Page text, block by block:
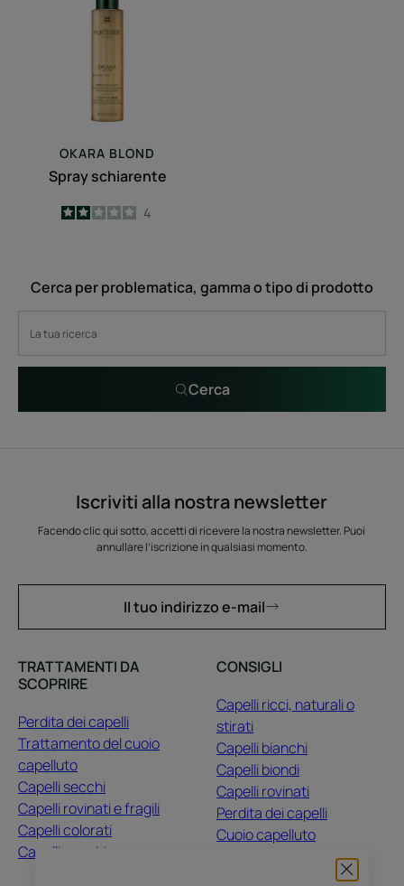
OKARA BLOND
Spray schiarente
2
/5
4
Cerca per problematica, gamma o tipo di prodotto
Cerca
Iscriviti alla nostra newsletter
Facendo clic qui sotto, accetti di ricevere la nostra newsletter. Puoi
annullare l’iscrizione in qualsiasi momento.
Il tuo indirizzo e-mail
TRATTAMENTI DA
SCOPRIRE
Perdita dei capelli
Trattamento del cuoio
capelluto
Capelli secchi
Capelli rovinati e fragili
Capelli colorati
Capelli opachi
CONSIGLI
Capelli ricci, naturali o
stirati
Capelli bianchi
Capelli biondi
Capelli rovinati
Perdita dei capelli
Cuoio capelluto